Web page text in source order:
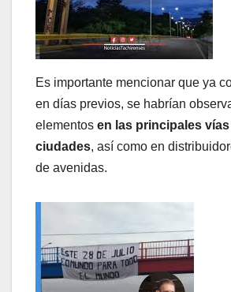
Es importante mencionar que ya
en días previos, se habrían
elementos en las principales
ciudades, así como en
de avenidas.